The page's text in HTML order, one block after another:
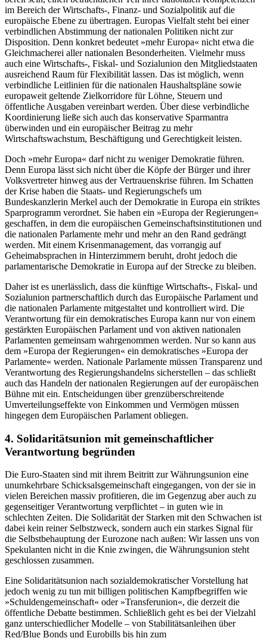
im Bereich der Wirtschafts-, Finanz- und Sozialpolitik auf die
europäische Ebene zu übertragen. Europas Vielfalt steht bei einer
verbindlichen Abstimmung der nationalen Politiken nicht zur
Disposition. Denn konkret bedeutet »mehr Europa« nicht etwa die
Gleichmacherei aller nationalen Besonderheiten. Vielmehr muss
auch eine Wirtschafts-, Fiskal- und Sozialunion den Mitgliedstaaten
ausreichend Raum für Flexibilität lassen. Das ist möglich, wenn
verbindliche Leitlinien für die nationalen Haushaltspläne sowie
europaweit geltende Zielkorridore für Löhne, Steuern und
öffentliche Ausgaben vereinbart werden. Über diese verbindliche
Koordinierung ließe sich auch das konservative Sparmantra
überwinden und ein europäischer Beitrag zu mehr
Wirtschaftswachstum, Beschäftigung und Gerechtigkeit leisten.
Doch »mehr Europa« darf nicht zu weniger Demokratie führen.
Denn Europa lässt sich nicht über die Köpfe der Bürger und ihrer
Volksvertreter hinweg aus der Vertrauenskrise führen. Im Schatten
der Krise haben die Staats- und Regierungschefs um
Bundeskanzlerin Merkel auch der Demokratie in Europa ein striktes
Sparprogramm verordnet. Sie haben ein »Europa der Regierungen«
geschaffen, in dem die europäischen Gemeinschaftsinstitutionen und
die nationalen Parlamente mehr und mehr an den Rand gedrängt
werden. Mit einem Krisenmanagement, das vorrangig auf
Geheimabsprachen in Hinterzimmern beruht, droht jedoch die
parlamentarische Demokratie in Europa auf der Strecke zu bleiben.
Daher ist es unerlässlich, dass die künftige Wirtschafts-, Fiskal- und
Sozialunion partnerschaftlich durch das Europäische Parlament und
die nationalen Parlamente mitgestaltet und kontrolliert wird. Die
Verantwortung für ein demokratisches Europa kann nur von einem
gestärkten Europäischen Parlament und von aktiven nationalen
Parlamenten gemeinsam wahrgenommen werden. Nur so kann aus
dem »Europa der Regierungen« ein demokratisches »Europa der
Parlamente« werden. Nationale Parlamente müssen Transparenz und
Verantwortung des Regierungshandelns sicherstellen – das schließt
auch das Handeln der nationalen Regierungen auf der europäischen
Bühne mit ein. Entscheidungen über grenzüberschreitende
Umverteilungseffekte von Einkommen und Vermögen müssen
hingegen dem Europäischen Parlament obliegen.
4. Solidaritätsunion mit gemeinschaftlicher
Verantwortung begründen
Die Euro-Staaten sind mit ihrem Beitritt zur Währungsunion eine
unumkehrbare Schicksalsgemeinschaft eingegangen, von der sie in
vielen Bereichen massiv profitieren, die im Gegenzug aber auch zu
gegenseitiger Verantwortung verpflichtet – in guten wie in
schlechten Zeiten. Die Solidarität der Starken mit den Schwachen ist
dabei kein reiner Selbstzweck, sondern auch ein starkes Signal für
die Selbstbehauptung der Eurozone nach außen: Wir lassen uns von
Spekulanten nicht in die Knie zwingen, die Währungsunion steht
geschlossen zusammen.
Eine Solidaritätsunion nach sozialdemokratischer Vorstellung hat
jedoch wenig zu tun mit billigen politischen Kampfbegriffen wie
»Schuldengemeinschaft« oder »Transferunion«, die derzeit die
öffentliche Debatte bestimmen. Schließlich geht es bei der Vielzahl
ganz unterschiedlicher Modelle – von Stabilitätsanleihen über
Red/Blue Bonds und Eurobills bis hin zum